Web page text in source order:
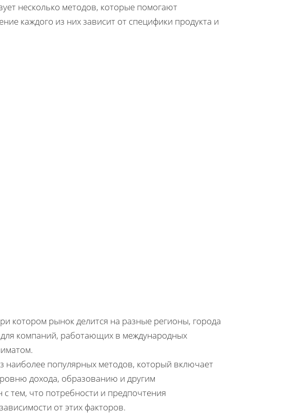
несколько методов, которые помогают
каждого из них зависит от специфики продукта и
котором рынок делится на разные регионы, города
компаний, работающих в международных
наиболее популярных методов, который включает
дохода, образованию и другим
тем, что потребности и предпочтения
от этих факторов.